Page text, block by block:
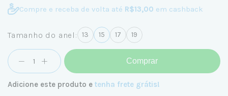
Compre e receba de volta até R$13,00 em cashback
Tamanho do anel: 13 15 17 19
Comprar
Adicione este produto e tenha frete grátis!